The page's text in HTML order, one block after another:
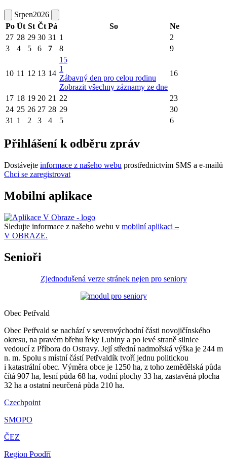
Srpen2026
Po Út St Čt Pá So
Ne
27 28 29 30 31 1
2
3
4 5 6 7 8 9
10 11 12 13 14
15
1
Zábavný den pro celou rodinu
Zobrazit všechny záznamy ze dne
16
17 18 19 20 21 22
23
24 25 26 27 28 29
30
31 1 2 3 4 5 6
Přihlášení k odběru zpráv
Dostávejte informace z našeho webu prostřednictvím SMS a e-mailů
Chci se zaregistrovat
Mobilní aplikace
Sledujte informace z našeho webu v mobilní aplikaci –
V OBRAZE.
Senioři
Zjednodušená verze stránek nejen pro seniory
Obec Petřvald
Obec Petřvald se nachází v severovýchodní části novojičínského
okresu, na pravém břehu řeky Lubiny a po levé straně silnice
vedoucí z Příbora do Ostravy. Její střední nadmořská výška je 244 m
n. m. Spolu s místní částí Petřvaldík tvoří jednu politickou
i katastrální obec. Výměra obce je 1250 ha, z toho zemědělská půda
čítá 907 ha, lesní půda 68 ha, vodní plochy 33 ha, zastavěná plocha
32 ha a ostatní neurčená půda 210 ha.
Czechpoint
SMOPO
ČEZ
Region Poodří